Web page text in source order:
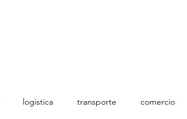
logistica transporte comercio